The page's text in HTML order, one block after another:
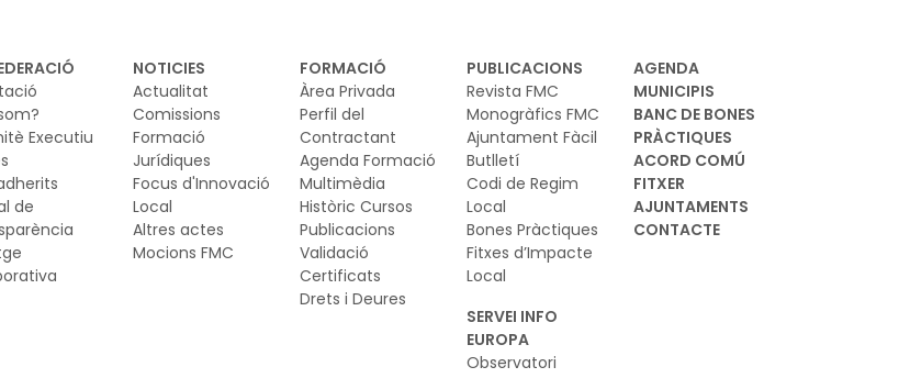
la seguretat digital de la Unió. El pla es basa en
el marc regulador europeu sobre IA i
ciberseguretat i vol garantir que els nous
models d’IA es desenvolupin i s’utilitzin de
manera segura
Executiu
de
NOTICIES
Actualitat
Comissions
Formació
Jurídiques
Focus d'Innovació
Local
Altres actes
Mocions FMC
FORMACIÓ
Àrea Privada
Perfil del
Contractant
Agenda Formació
Multimèdia
Històric Cursos
Publicacions
Validació
Certificats
Drets i Deures
PUBLICACIONS
Revista FMC
Monogràfics FMC
Ajuntament Fàcil
Butlletí
Codi de Regim
Local
Bones Pràctiques
Fitxes d’Impacte
Local
SERVEI INFO
EUROPA
Observatori
AGENDA
MUNICIPIS
BANC DE BONES
PRÀCTIQUES
ACORD COMÚ
FITXER
AJUNTAMENTS
CONTACTE